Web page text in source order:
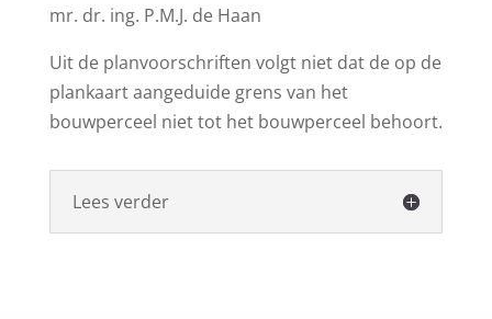
mr. dr. ing. P.M.J. de Haan
Uit de planvoorschriften volgt niet dat de op de
plankaart aangeduide grens van het
bouwperceel niet tot het bouwperceel behoort.
Lees verder